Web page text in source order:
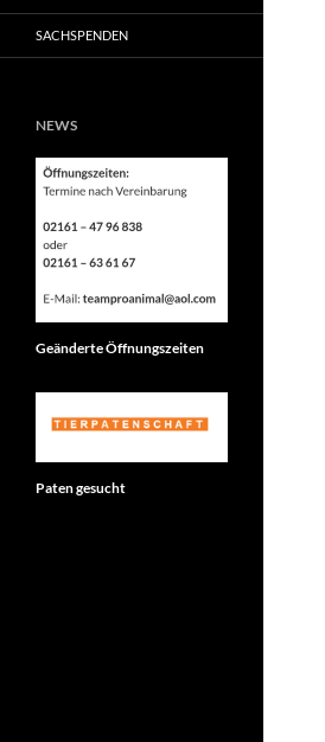
SACHSPENDEN
NEWS
Geänderte Öffnungszeiten
Paten gesucht